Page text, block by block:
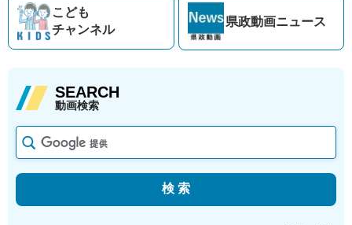
こども
チャンネル
県政動画ニュース
SEARCH
動画検索